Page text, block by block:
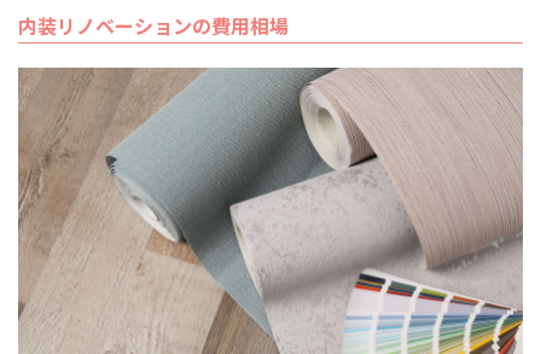
内装リノベーションの費用相場